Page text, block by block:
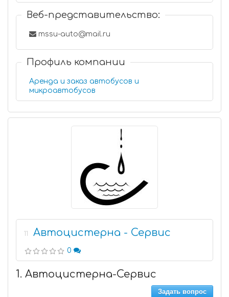
Веб-представительство:
mssu-auto@mail.ru
Профиль компании
Аренда и заказ автобусов и
микроавтобусов
11 Автоцистерна - Сервис
0
1. Автоцистерна-Сервис
Задать вопрос